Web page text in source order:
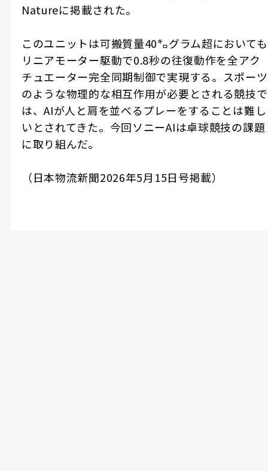
Natureに掲載された。
このユニットは可搬質量40㌔グラム超においても
リニアモーター駆動で0.8秒の往復動作を全アク
チュエーター完全同期制御で実現する。スポーツ
のような物理的な相互作用が必要とされる競技で
は、AIが人と肩を並べるプレーをすることは難し
いとされてきた。今回ソニーAIは卓球競技の課題
に取り組んだ。
（日本物流新聞2026年5月 15日号掲載）